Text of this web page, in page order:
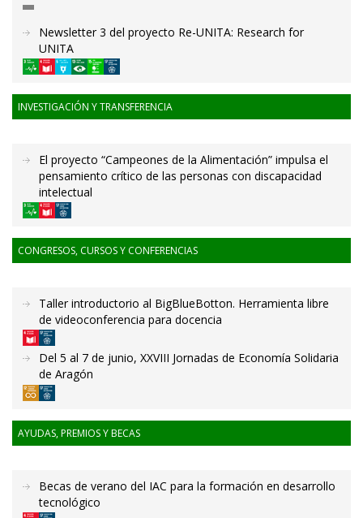
Newsletter 3 del proyecto Re-UNITA: Research for
UNITA
INVESTIGACIÓN Y TRANSFERENCIA
El proyecto “Campeones de la Alimentación” impulsa el
pensamiento crítico de las personas con discapacidad
intelectual
CONGRESOS, CURSOS Y CONFERENCIAS
Taller introductorio al BigBlueBotton. Herramienta libre
de videoconferencia para docencia
Del 5 al 7 de junio, XXVIII Jornadas de Economía Solidaria
de Aragón
AYUDAS, PREMIOS Y BECAS
Becas de verano del IAC para la formación en desarrollo
tecnológico